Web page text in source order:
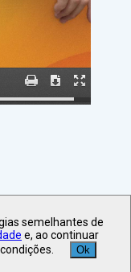
semelhantes de
e, ao continuar
Ok